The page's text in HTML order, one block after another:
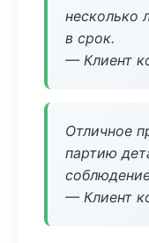
несколько
в срок.
— Клиент
Отличное
партию
— Клиент